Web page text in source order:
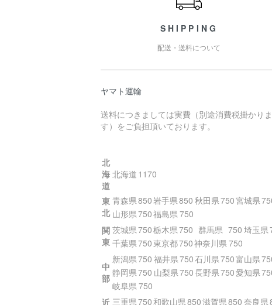
SHIPPING
配送・送料について
ヤマト運輸
送料につきましては実費（別途消費税掛かりま
す）をご負担頂いております。
北
海
道
北海道 1170
東
北
青森県850岩手県850 秋田県750宮城県
山形県750福島県750
関
東
茨城県750栃木県750 群馬県 750 埼玉県
千葉県750東京都750神奈川県750
中
部
新潟県750 福井県750石川県750富山県
静岡県750 山梨県750長野県750愛知県
岐阜県750
近 三重県750和歌山県850滋賀県850 奈良県